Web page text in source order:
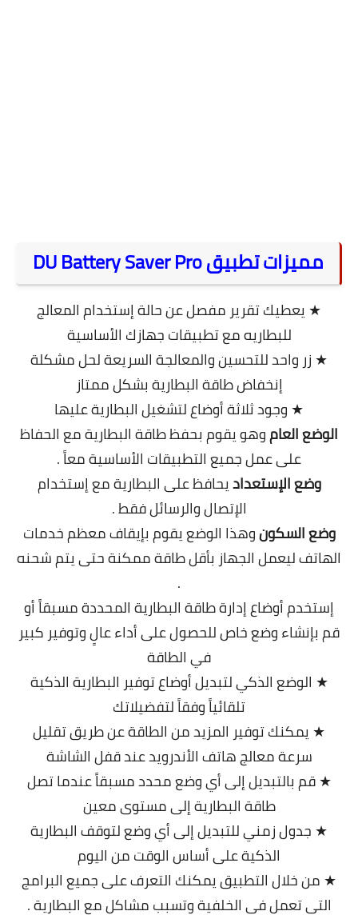
مميزات تطبيق DU Battery Saver Pro
★ يعطيك تقرير مفصل عن حالة إستخدام المعالج
للبطاريه مع تطبيقات جهازك الأساسية
★ زر واحد للتحسين والمعالجة السريعة لحل مشكلة
إنخفاض طاقة البطارية بشكل ممتاز
★ وجود ثلاثة أوضاع لتشغيل البطارية عليها
الوضع العاموهو يقوم بحفظ طاقة البطارية مع الحفاظ
على عمل جميع التطبيقات الأساسية معاً .
وضع الإستعداديحافظ على البطارية مع إستخدام
الإتصال والرسائل فقط .
وضع السكونوهذا الوضع يقوم بإيقاف معظم خدمات
الهاتف ليعمل الجهاز بأقل طاقة ممكنة حتى يتم شحنه
.
إستخدم أوضاع إدارة طاقة البطارية المحددة مسبقاً أو
قم بإنشاء وضع خاص للحصول على أداء عالٍ وتوفير كبير
في الطاقة
★ الوضع الذكي لتبديل أوضاع توفير البطارية الذكية
تلقائياً وفقاً لتفضيلاتك
★ يمكنك توفير المزيد من الطاقة عن طريق تقليل
سرعة معالج هاتف الأندرويد عند قفل الشاشة
★ قم بالتبديل إلى أي وضع محدد مسبقاً عندما تصل
طاقة البطارية إلى مستوى معين
★ جدول زمني للتبديل إلى أي وضع لتوقف البطارية
الذكية على أساس الوقت من اليوم
★ من خلال التطبيق يمكنك التعرف على جميع البرامج
التى تعمل فى الخلفية وتسبب مشاكل مع البطارية .